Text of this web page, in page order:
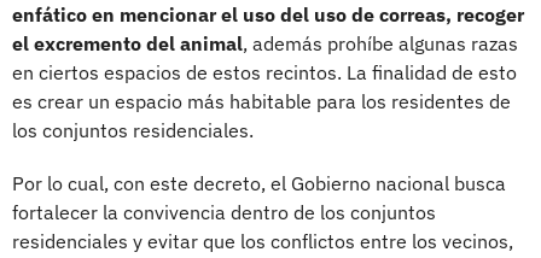
enfático en mencionar el uso del uso de correas, recoger
el excremento del animal, además prohíbe algunas razas
en ciertos espacios de estos recintos. La finalidad de esto
es crear un espacio más habitable para los residentes de
los conjuntos residenciales.
Por lo cual, con este decreto, el Gobierno nacional busca
fortalecer la convivencia dentro de los conjuntos
residenciales y evitar que los conflictos entre los vecinos,